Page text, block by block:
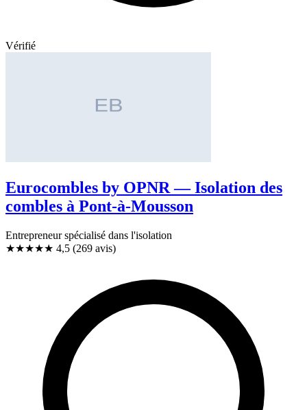
Vérifié
Eurocombles by OPNR — Isolation des
combles à Pont-à-Mousson
Entrepreneur spécialisé dans l'isolation
★★★★★ 4,5 (269 avis)